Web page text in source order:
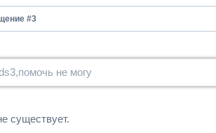
#3
не могу
существует.